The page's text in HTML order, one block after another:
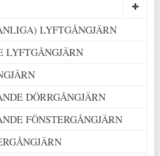
LYFTGÅNGJÄRN
LYFTGÅNGJÄRN
DÖRRGÅNGJÄRN
FÖNSTERGÅNGJÄRN